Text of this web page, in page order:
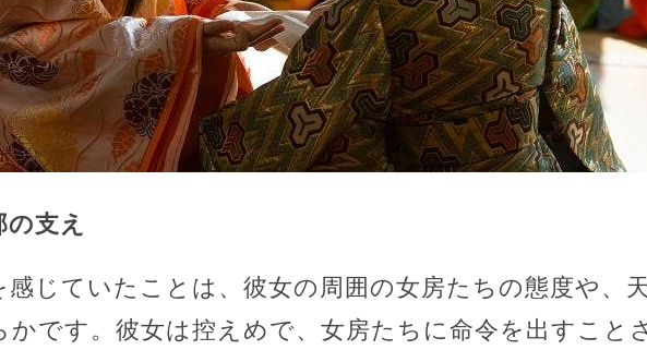
支え
じていたことは、彼女の周囲の女房たちの態度や、
かです。彼女は控えめで、女房たちに命令を出すこと